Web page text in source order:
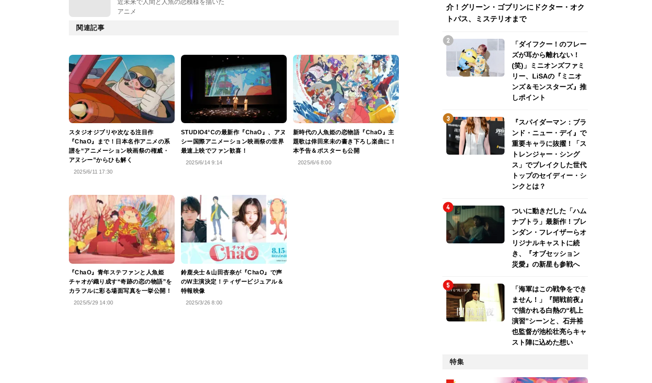
近未来で人間と人魚の恋模様を描いた
アニメ
関連記事
スタジオジブリや次なる注目作
『ChaO』まで！日本名作アニメの系
譜を“アニメーション映画祭の権威・
アヌシー”からひも解く
2025/6/11 17:30
STUDIO4°Cの最新作『ChaO』、アヌ
シー国際アニメーション映画祭の世界
最速上映でファン歓喜！
2025/6/14 9:14
新時代の人魚姫の恋物語『ChaO』主
題歌は倖田來未の書き下ろし楽曲に！
本予告＆ポスターも公開
2025/6/6 8:00
『ChaO』青年ステファンと人魚姫
チャオが織り成す“奇跡の恋の物語”を
カラフルに彩る場面写真を一挙公開！
2025/5/29 14:00
鈴鹿央士＆山田杏奈が『ChaO』で声
のW主演決定！ティザービジュアル＆
特報映像
2025/3/26 8:00
介！グリーン・ゴブリンにドクター・オク
トパス、ミステリオまで
「ダイフクー！のフレー
ズが耳から離れない！
(笑)」ミニオンズファミ
リー、LiSAの『ミニオ
ンズ＆モンスターズ』推
しポイント
『スパイダーマン：ブラ
ンド・ニュー・デイ』で
重要キャラに抜擢！「ス
トレンジャー・シング
ス」でブレイクした世代
トップのセイディー・シ
ンクとは？
ついに動きだした「ハム
ナプトラ」最新作！ブレ
ンダン・フレイザーらオ
リジナルキャストに続
き、『オブセッション
災愛』の新星も参戦へ
「海軍はこの戦争をでき
ません！」『開戦前夜』
で描かれる白熱の“机上
演習”シーンと、石井裕
也監督が池松壮亮らキャ
スト陣に込めた想い
特集